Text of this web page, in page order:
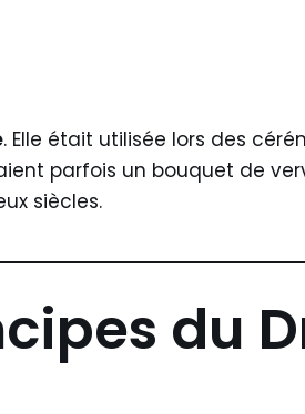
. Elle était utilisée lors des
parfois un bouquet de
siècles.
du